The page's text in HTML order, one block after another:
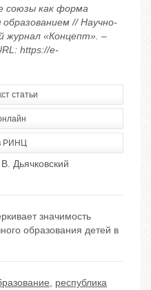
союзы как форма
// Научно-
журнал «Концепт». –
https://e-
статьи
РИНЦ
Дьячковский
значимость
образования детей в
, республика